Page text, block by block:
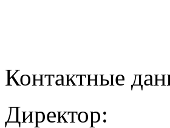
Контактные
Директор: